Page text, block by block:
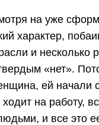
на уже
характер,
и несколько
«нет».
ей начали
на работу,
и все это